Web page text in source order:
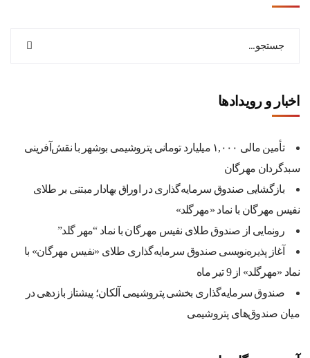
اخبار و رویدادها
تأمین مالی ۱,۰۰۰ میلیارد تومانی پتروشیمی بوشهر با نقش‌آفرینی
سبدگردان مهرگان
بازگشایی صندوق سرمایه‌گذاری در اوراق بهادار مبتنی بر طلای
نفیس مهرگان با نماد «مهرگلد»
رونمایی از صندوق طلای نفیس مهرگان با نماد “مهر گلد”
آغاز پذیره‌نویسی صندوق سرمایه‌گذاری طلای «نفیس مهرگان» با
نماد «مهرگلد» از 9 تیر ماه
صندوق سرمایه‌گذاری بخشی پتروشیمی آلکان؛ پیشتاز بازدهی در
میان صندوق‌های پتروشیمی